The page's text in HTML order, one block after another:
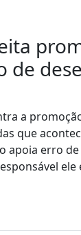
de
a
que
apoia erro
ele